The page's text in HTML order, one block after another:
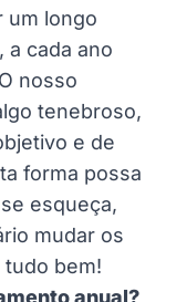
um longo
a cada ano
nosso
tenebroso,
e de
forma possa
esqueça,
mudar os
tudo bem!
anual?